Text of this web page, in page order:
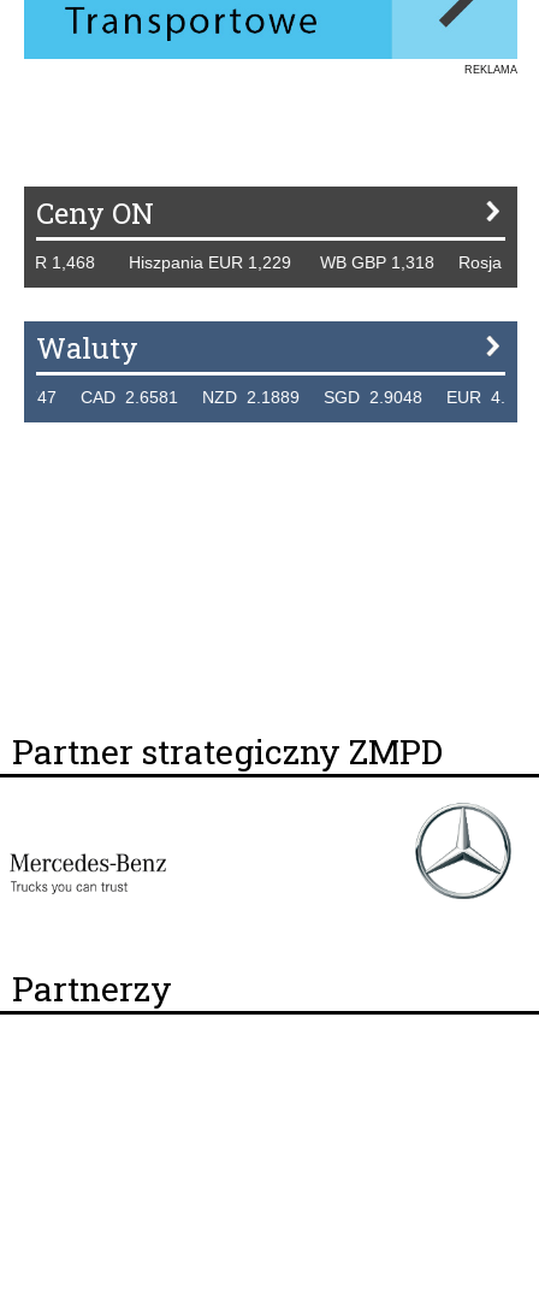
REKLAMA
Ceny ON
1,468 Hiszpania EUR 1,229 WB GBP 1,318 Rosja RUB
Waluty
CAD 2.6581 NZD 2.1889 SGD 2.9048 EUR 4.2982
Partner strategiczny ZMPD
Partnerzy